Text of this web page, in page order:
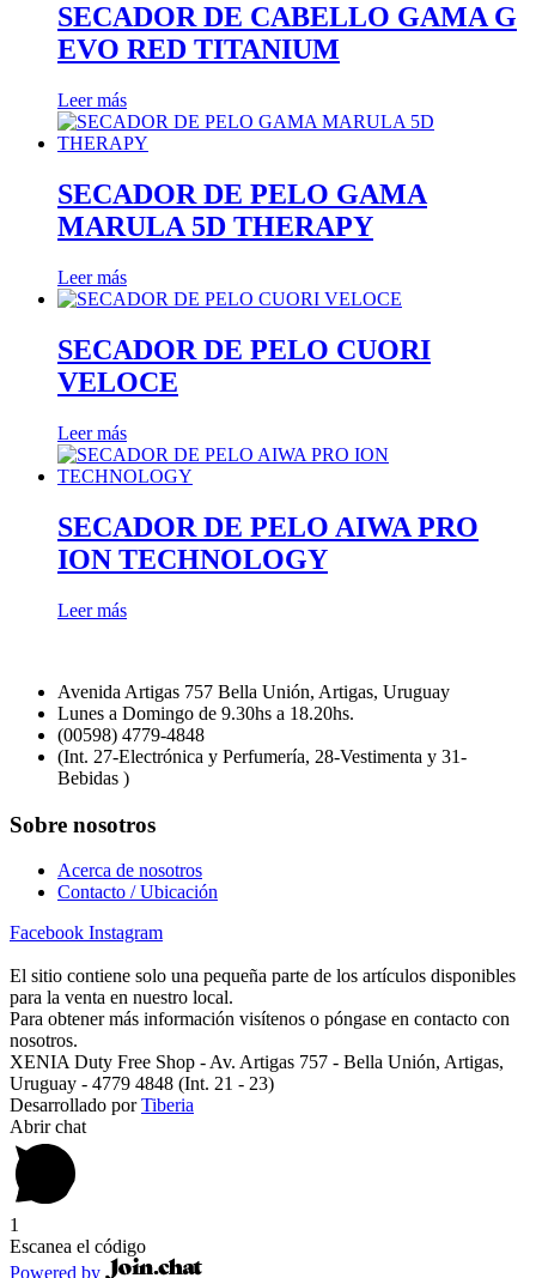
SECADOR DE CABELLO GAMA G
EVO RED TITANIUM
Leer más
SECADOR DE PELO GAMA
MARULA 5D THERAPY
Leer más
SECADOR DE PELO CUORI
VELOCE
Leer más
SECADOR DE PELO AIWA PRO
ION TECHNOLOGY
Leer más
Avenida Artigas 757 Bella Unión, Artigas, Uruguay
Lunes a Domingo de 9.30hs a 18.20hs.
(00598) 4779-4848
(Int. 27-Electrónica y Perfumería, 28-Vestimenta y 31-
Bebidas )
Sobre nosotros
Acerca de nosotros
Contacto / Ubicación
Facebook Instagram
El sitio contiene solo una pequeña parte de los artículos disponibles
para la venta en nuestro local.
Para obtener más información visítenos o póngase en contacto con
nosotros.
XENIA Duty Free Shop - Av. Artigas 757 - Bella Unión, Artigas,
Uruguay - 4779 4848 (Int. 21 - 23)
Desarrollado porTiberia
Abrir chat
1
Escanea el código
Powered by